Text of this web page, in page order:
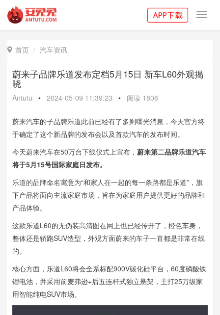
 首页 汽车资讯
蔚来子品牌乐道发布定档5月15日 新车L60外观揭
晓
Antutu • 2024-05-09 11:39:23 • 阅读 1808
蔚来汽车的子品牌乐道此前已经有了多则曝光消息，今天官方终
于确定了这个新品牌的发布会以及首款汽车的发布时间。
今天蔚来汽车在50万台下线仪式上宣布， 蔚来第二品牌乐道汽车
将于5月15号国际家庭日发布。
乐道的品牌命名寓意为“和家人在一起的每一条路都是乐道”，旗
下产品将面向主流家庭市场，旨在为家庭用户提供更好的品牌和
产品体验。
这款乐道L60的无伪装高清图在网上也已经传开了，橙色车身，
整体还是轿跑SUV造型，外观方面蔚来的车子一直都是非常在线
的。
核心方面，乐道L60将会全系标配900V碳化硅平台，60度磷酸铁
锂电池，并采用前麦弗逊+后五连杆式独立悬架，主打25万级家
用智能纯电SUV市场。